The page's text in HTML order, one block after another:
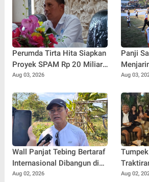
Perumda Tirta Hita Siapkan
Proyek SPAM Rp 20 Miliar,
Pasokan Air Banyuning dan
Stabil
Aug 03, 2026
Panji
Aug 03,
Wall Panjat Tebing Bertaraf
Internasional Dibangun di
Buleleng, Dukung Sport
Aug 02, 2026 Aug 02,